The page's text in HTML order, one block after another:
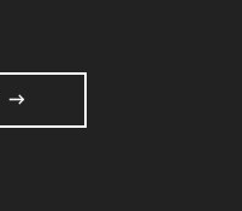
"PARPADEOS
[SOLERNOISE